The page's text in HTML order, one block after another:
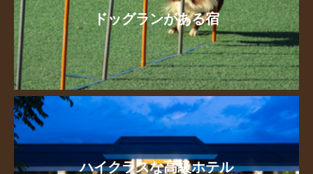
ドッグランがある宿
ハイクラスな高級ホテル